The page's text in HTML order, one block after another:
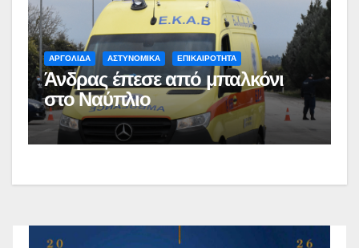
ΑΡΓΟΛΙΔΑ ΑΣΤΥΝΟΜΙΚΑ ΕΠΙΚΑΙΡΟΤΗΤΑ
Άνδρας έπεσε από μπαλκόνι
στο Ναύπλιο